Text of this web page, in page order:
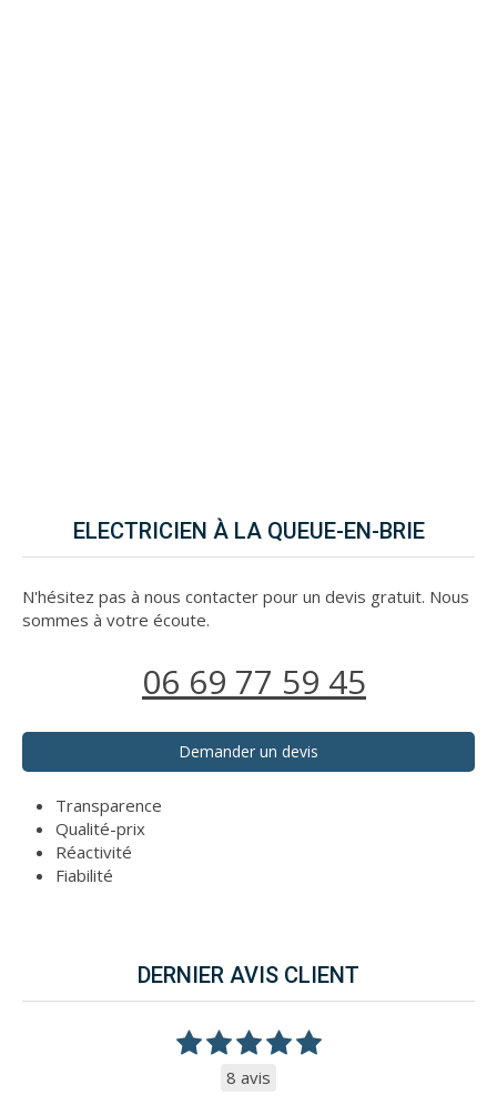
ELECTRICIEN À LA QUEUE-EN-BRIE
N'hésitez pas à nous contacter pour un devis gratuit. Nous
sommes à votre écoute.
06 69 77 59 45
Demander un devis
Transparence
Qualité-prix
Réactivité
Fiabilité
DERNIER AVIS CLIENT
8 avis